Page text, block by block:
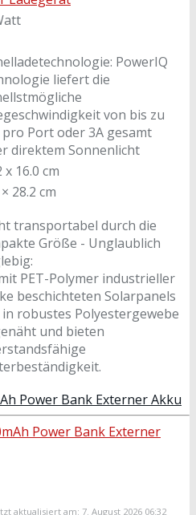
PowerIQ
liefert die
von bis zu
pro Port oder 3A gesamt
direktem Sonnenlicht
x 16.0 cm
28.2 cm
transportabel durch die
Größe - Unglaublich
PET-Polymer industrieller
beschichteten Solarpanels
robustes Polyestergewebe
und bieten
Power Bank Externer Akku
aktualisiert am: 7. August 2026 06:32